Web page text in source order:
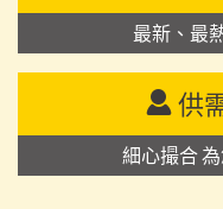
最新、最
供
細心撮合